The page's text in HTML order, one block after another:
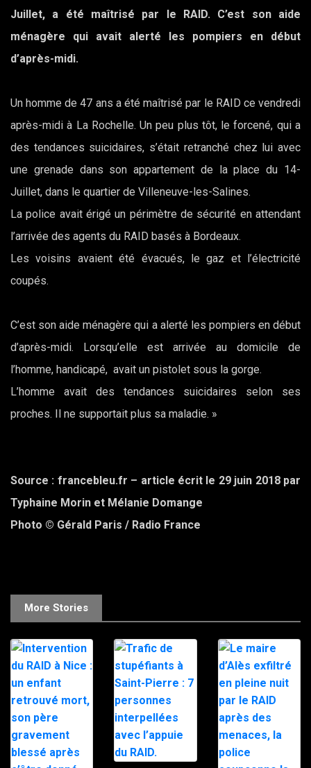
Juillet, a été maîtrisé par le RAID. C’est son aide
ménagère qui avait alerté les pompiers en début
d’après-midi.
Un homme de 47 ans a été maîtrisé par le RAID ce vendredi
après-midi à La Rochelle. Un peu plus tôt, le forcené, qui a
des tendances suicidaires, s’était retranché chez lui avec
une grenade dans son appartement de la place du 14-
Juillet, dans le quartier de Villeneuve-les-Salines.
La police avait érigé un périmètre de sécurité en attendant
l’arrivée des agents du RAID basés à Bordeaux.
Les voisins avaient été évacués, le gaz et l’électricité
coupés.
C’est son aide ménagère qui a alerté les pompiers en début
d’après-midi. Lorsqu’elle est arrivée au domicile de
l’homme, handicapé, avait un pistolet sous la gorge.
L’homme avait des tendances suicidaires selon ses
proches. Il ne supportait plus sa maladie. »
Source : francebleu.fr – article écrit le 29 juin 2018 par
Typhaine Morin et Mélanie Domange
Photo © Gérald Paris / Radio France
More Stories